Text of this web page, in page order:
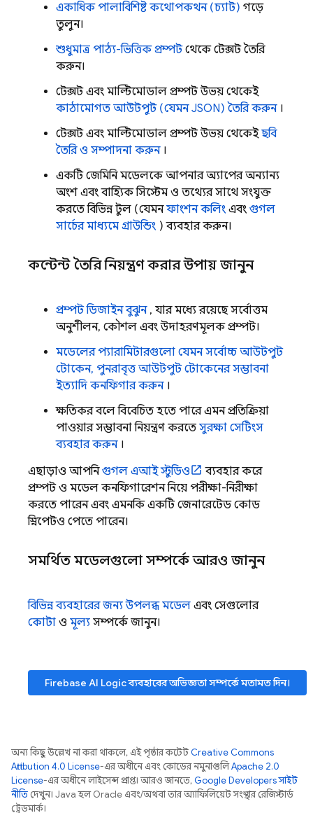
একাধিক পালাবিশিষ্ট কথোপকথন (চ্যাট) গড়ে
তুলুন।
শুধুমাত্র পাঠ্য-ভিত্তিক প্রম্পটথেকে টেক্সট তৈরি
করুন।
টেক্সট এবং মাল্টিমোডাল প্রম্পট উভয় থেকেই
কাঠামোগত আউটপুট (যেমন JSON) তৈরি করুন।
টেক্সট এবং মাল্টিমোডাল প্রম্পট উভয় থেকেইছবি
তৈরি ও সম্পাদনা করুন।
একটিজেমিনিমডেলকে আপনার অ্যাপের অন্যান্য
অংশ এবং বাহ্যিক সিস্টেম ও তথ্যের সাথে সংযুক্ত
করতে বিভিন্ন টুল (যেমনফাংশন কলিং এবং গুগল
সার্চের মাধ্যমে গ্রাউন্ডিং ) ব্যবহার করুন।
কন্টেন্ট তৈরি নিয়ন্ত্রণ করার উপায় জানুন
প্রম্পট ডিজাইন বুঝুন, যার মধ্যে রয়েছে সর্বোত্তম
অনুশীলন, কৌশল এবং উদাহরণমূলক প্রম্পট।
মডেলের প্যারামিটারগুলো যেমন সর্বোচ্চ আউটপুট
টোকেন, পুনরাবৃত্ত আউটপুট টোকেনের সম্ভাবনা
ইত্যাদি কনফিগার করুন।
ক্ষতিকর বলে বিবেচিত হতে পারে এমন প্রতিক্রিয়া
পাওয়ার সম্ভাবনা নিয়ন্ত্রণ করতে সুরক্ষা সেটিংস
ব্যবহার করুন।
এছাড়াও আপনিগুগল এআই স্টুডিও
ব্যবহার করে
প্রম্পট ও মডেল কনফিগারেশন নিয়ে পরীক্ষা-নিরীক্ষা
করতে পারেন এবং এমনকি একটি জেনারেটেড কোড
স্নিপেটও পেতে পারেন।
সমর্থিত মডেলগুলো সম্পর্কে আরও জানুন
বিভিন্ন ব্যবহারের জন্য উপলব্ধ মডেল এবং সেগুলোর
কোটা ও মূল্য সম্পর্কে জানুন।
Firebase AI Logicব্যবহারের অভিজ্ঞতা সম্পর্কে মতামত দিন।
অন্য কিছু উল্লেখ না করা থাকলে, এই পৃষ্ঠার কন্টেন্টCreative Commons
Attribution 4.0 License-এর অধীনে এবং কোডের নমুনাগুলিApache 2.0
License-এর অধীনে লাইসেন্স প্রাপ্ত। আরও জানতে,Google Developers সাইট
নীতি দেখুন। Java হল Oracle এবং/অথবা তার অ্যাফিলিয়েট সংস্থার রেজিস্টার্ড
ট্রেডমার্ক।